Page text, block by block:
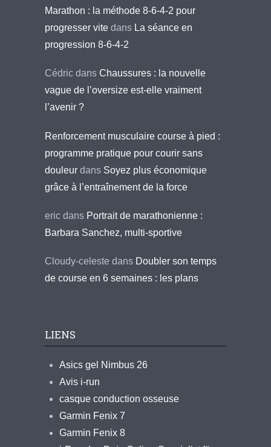
Marathon : la méthode 8-6-4-2 pour
progresser vite dans La séance en
progression 8-6-4-2
Cédric dans Chaussures : la nouvelle
vague de l’oversize est-elle vraiment
l’avenir ?
Renforcement musculaire course à pied :
programme pratique pour courir sans
douleur dans Soyez plus économique
grâce à l’entraînement de la force
eric dans Portrait de marathonienne :
Barbara Sanchez, multi-sportive
Cloudy-celeste dans Doubler son temps
de course en 6 semaines : les plans
LIENS
Asics gel Nimbus 26
Avis i-run
casque conduction osseuse
Garmin Fenix 7
Garmin Fenix 8